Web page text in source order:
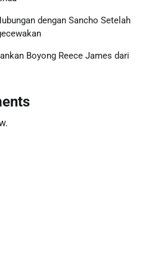
dengan Sancho Setelah
Boyong Reece James dari